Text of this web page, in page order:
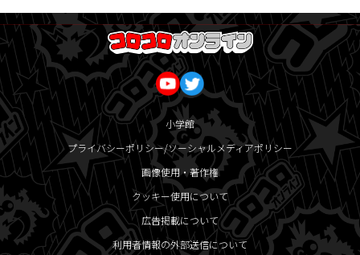
小学館
プライバシーポリシー/ソーシャルメディアポリシー
画像使用・著作権
クッキー使用について
広告掲載について
利用者情報の外部送信について